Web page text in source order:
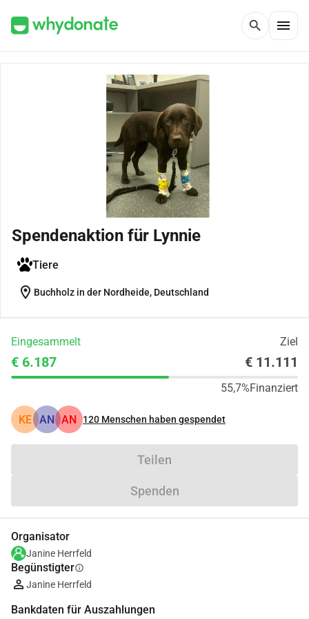
search menu
Spendenaktion für Lynnie
Tiere
location_on Buchholz in der Nordheide, Deutschland
Eingesammelt Ziel
€ 6.187 € 11.111
55,7%Finanziert
KE AN AN 120 Menschen haben gespendet
Teilen
Spenden
Organisator
Janine Herrfeld
Begünstigterinfo
Janine Herrfeld
Bankdaten für Auszahlungen